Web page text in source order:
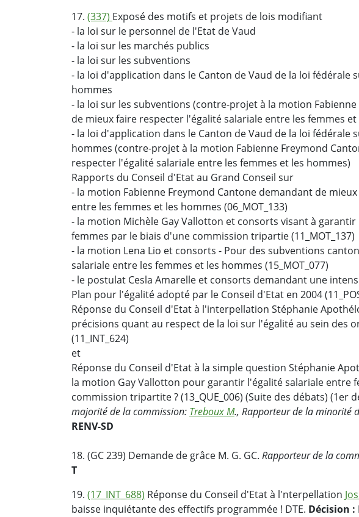
17. (337) Exposé des motifs et projets de lois modifiant
- la loi sur le personnel de l'Etat de Vaud
- la loi sur les marchés publics
- la loi sur les subventions
- la loi d'application dans le Canton de Vaud de la loi fédérale
hommes
- la loi sur les subventions (contre-projet à la motion
de mieux faire respecter l'égalité salariale entre les femmes
- la loi d'application dans le Canton de Vaud de la loi fédérale
hommes (contre-projet à la motion Fabienne Freymond
respecter l'égalité salariale entre les femmes et les hommes)
Rapports du Conseil d'Etat au Grand Conseil sur
- la motion Fabienne Freymond Cantone demandant de
entre les femmes et les hommes (06_MOT_133)
- la motion Michèle Gay Vallotton et consorts visant à
femmes par le biais d'une commission tripartie (11_MOT_137)
- la motion Lena Lio et consorts - Pour des subventions
salariale entre les femmes et les hommes (15_MOT_077)
- le postulat Cesla Amarelle et consorts demandant une
Plan pour l'égalité adopté par le Conseil d'Etat en 2004
Réponse du Conseil d'Etat à l'interpellation Stéphanie
précisions quant au respect de la loi sur l'égalité au sein des
(11_INT_624)
et
Réponse du Conseil d'Etat à la simple question Stéphanie
la motion Gay Vallotton pour garantir l'égalité salariale entre
commission tripartite ? (13_QUE_006) (Suite des débats) (1er
majorité de la commission: Treboux M., Rapporteur de la minorité
RENV-SD
18. (GC 239) Demande de grâce M. G. GC. Rapporteur de la
T
19. (17_INT_688) Réponse du Conseil d'Etat à l'nterpellation
baisse inquiétante des effectifs programmée ! DTE. Décision :